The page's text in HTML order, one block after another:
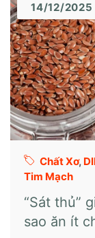
14/12/2025
Chất Xơ,
Tim Mạch
“Sát thủ”
sao ăn ít